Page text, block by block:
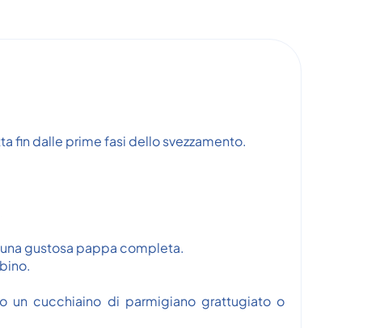
fin dalle prime fasi dello svezzamento.
gustosa pappa completa.
un cucchiaino di parmigiano grattugiato o